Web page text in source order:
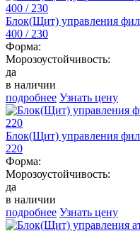
Блок(Щит) управления
400 / 230
Форма:
Морозоустойчивость:
да
в наличии
подробнее Узнать цену
Блок(Щит) управления
220
Форма:
Морозоустойчивость:
да
в наличии
подробнее Узнать цену